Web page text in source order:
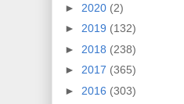
► 2020 (2)
► 2019 (132)
► 2018 (238)
► 2017 (365)
► 2016 (303)